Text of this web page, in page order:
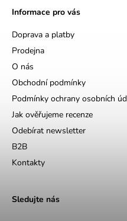
Informace pro vás
Doprava a platby
Prodejna
O nás
Obchodní podmínky
Podmínky ochrany osobních
Jak ověřujeme recenze
Odebírat newsletter
B2B
Kontakty
Sledujte nás